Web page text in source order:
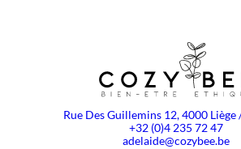
Rue Des Guillemins 12, 4000 Liège
+32 (0)4 235 72 47
adelaide@cozybee.be